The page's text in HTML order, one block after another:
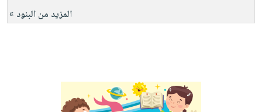
المزيد من البنود »